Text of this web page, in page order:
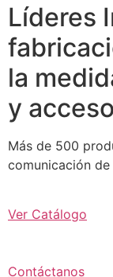
Líderes
la
y
Más de 500
comunicación de
Ver Catálogo
Contáctanos